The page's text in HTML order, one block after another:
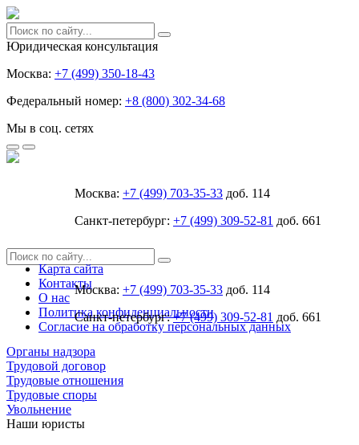
Юридическая консультация
Москва: +7 (499) 350-18-43
Федеральный номер: +8 (800) 302-34-68
Мы в соц. сетях
Москва: +7 (499) 703-35-33 доб. 114
Санкт-петербург: +7 (499) 309-52-81 доб. 661
Карта сайта
Контакты
О нас
Политика конфиденциальности
Согласие на обработку персональных данных
Москва: +7 (499) 703-35-33 доб. 114
Санкт-петербург: +7 (499) 309-52-81 доб. 661
Органы надзора
Трудовой договор
Трудовые отношения
Трудовые споры
Увольнение
Наши юристы